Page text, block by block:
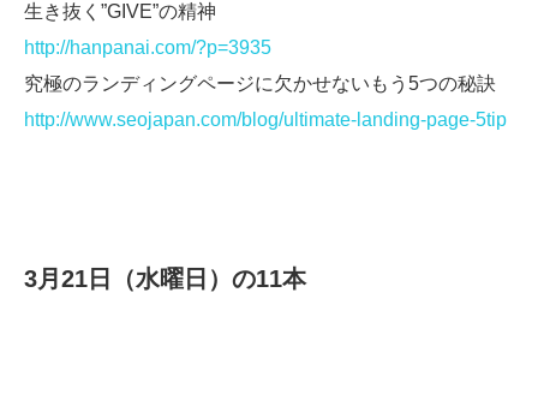
生き抜く”GIVE”の精神
http://hanpanai.com/?p=3935
究極のランディングページに欠かせないもう5つの秘訣
http://www.seojapan.com/blog/ultimate-landing-page-5tip
3月21日（水曜日）の11本